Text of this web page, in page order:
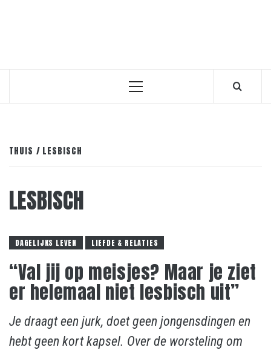
Primair
THUIS LESBISCH
LESBISCH
DAGELIJKS LEVEN LIEFDE & RELATIES
“Val jij op meisjes? Maar je ziet
er helemaal niet lesbisch uit”
Je draagt een jurk, doet geen jongensdingen en
hebt geen kort kapsel. Over de worsteling om